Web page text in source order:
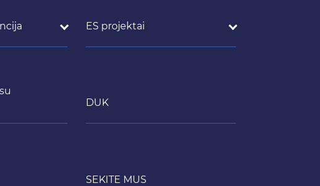
ES projektai
DUK
SEKITE MUS